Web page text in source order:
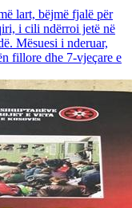
lart, bëjmë fjalë për
i cili ndërroi jetë në
Mësuesi i nderuar,
fillore dhe 7-vjeçare e